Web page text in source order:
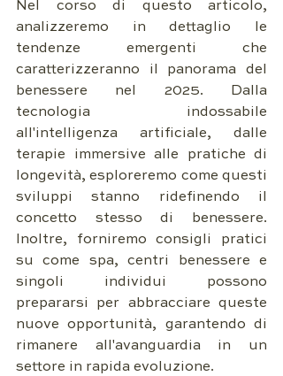
Nel corso di questo articolo,
analizzeremo in dettaglio le
tendenze emergenti che
caratterizzeranno il panorama del
benessere nel 2025. Dalla
tecnologia indossabile
all'intelligenza artificiale, dalle
terapie immersive alle pratiche di
longevità, esploreremo come questi
sviluppi stanno ridefinendo il
concetto stesso di benessere.
Inoltre, forniremo consigli pratici
su come spa, centri benessere e
singoli individui possono
prepararsi per abbracciare queste
nuove opportunità, garantendo di
rimanere all'avanguardia in un
settore in rapida evoluzione.